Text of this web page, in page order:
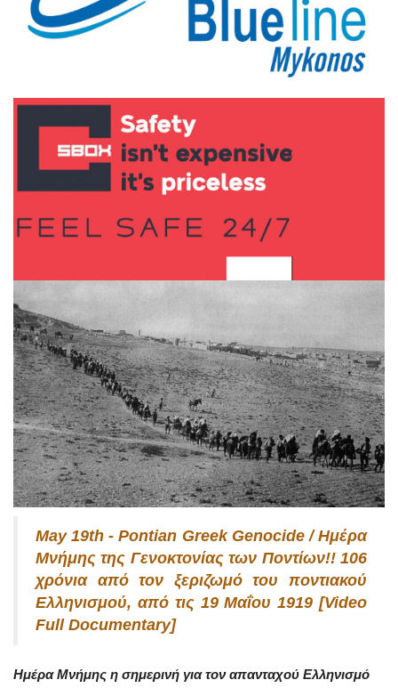
May 19th - Pontian Greek Genocide / Ημέρα
Μνήμης της Γενοκτονίας των Ποντίων!! 106
χρόνια από τον ξεριζωμό του ποντιακού
Ελληνισμού, από τις 19 Μαΐου 1919 [Video
Full Documentary]
Ημέρα Μνήμης η σημερινή για τον απανταχού Ελληνισμό